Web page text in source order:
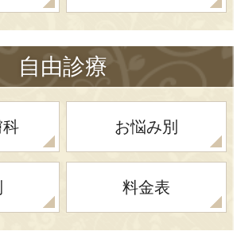
自由診療
科 お悩み別
料金表